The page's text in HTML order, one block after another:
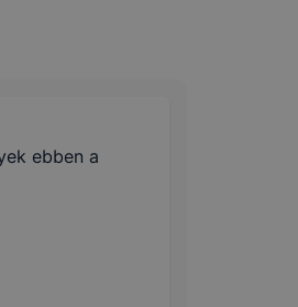
ebben a